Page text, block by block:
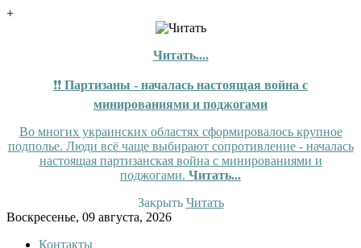
+
Читать....
❗❗ Партизаны - началась настоящая война с
минированиями и поджогами
Во многих украинских областях сформировалось крупное
подполье. Люди всё чаще выбирают сопротивление - началась
настоящая партизанская война с минированиями и
поджогами. Читать...
Закрыть Читать
Skip
content
Воскресенье, 09 августа, 2026
Контакты